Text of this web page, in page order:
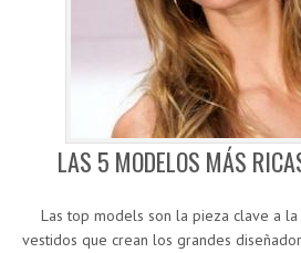
LAS 5 MODELOS MÁS
Las top models son la pieza clave a
vestidos que crean los grandes